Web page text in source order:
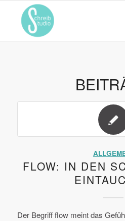
FLOW: IN DEN
Der Begriff flow meint das